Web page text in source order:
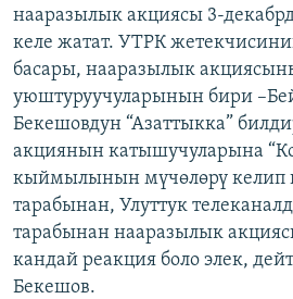
ЭЖЕ-СИҢДИЛЕР
АЗАТТЫК+
ЫҢГАЙСЫЗ СУРООЛОР
ОНЛАЙН ШЕРИНЕ
ЭЕ/АРнун бардык сайттары
нааразылык акциясы 3-
келе жатат. УТРК
басары, нааразылык
уюштуруучуларынын бири
Бекешовдун “Азаттыкка”
акциянын катышучуларына
кыймылынын мүчөлөрү келип
тарабынан, Улуттук
тарабынан нааразылык
кандай реакция боло элек,
Бекешов.